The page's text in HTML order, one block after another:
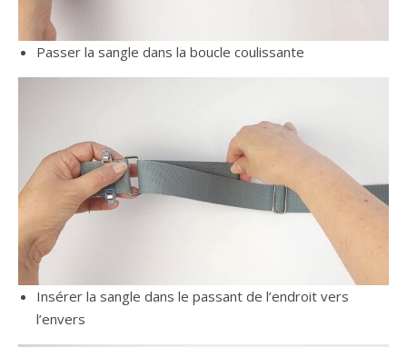
Passer la sangle dans la boucle coulissante
Insérer la sangle dans le passant de l’endroit vers
l’envers